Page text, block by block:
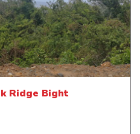
Oak Ridge Bight
Ridge Bight